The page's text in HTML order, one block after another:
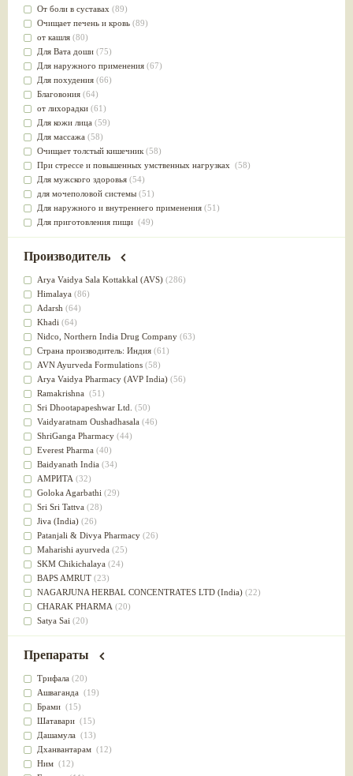
От боли в суставах (89)
Очищает печень и кровь (89)
от кашля (80)
Для Вата доши (75)
Для наружного применения (67)
Для похудения (66)
Благовония (64)
от лихорадки (61)
Для кожи лица (59)
Для массажа (58)
Очищает толстый кишечник (58)
При стрессе и повышенных умственных нагрузках (58)
Для мужского здоровья (54)
для мочеполовой системы (51)
Для наружного и внутреннего применения (51)
Для приготовления пищи (49)
от инфекций мочеполовой системы(49)
для суставов
Лечит опухоли и отеки(46)
Для медитации
выводит токсины
Для здоровья печени
Для тела(39)
для очищения крови(38)
При диабете(38)
Антиоксидант(37)
Для Капха(Кафа) доши
От паразитов(37)
При расстройстве желудка (36)
Успокоительное(36)
Для глаз(34)
от геморроя(34)
Противовоспалительное
Для Питта доши(32)
Для сердца(32)
Для сосудов головного мозга
Для полости рта(32)
Дефицит железа(31)
Для лица(31)
Употребление в пищу
Ароматерапия(29)
Жаропонижающее(29)
для памяти(28)
для почек(28)
Слабительное (28)
Афродизиак(27)
Напитки(27)
Для йоги (27)
Для потенции(26)
Для душа(25)
для концентрации внимания
при нарушении эрекции
Производитель
Arya Vaidya Sala Kottakkal (AVS) (286)
Himalaya (86)
Adarsh (64)
Khadi (64)
Nidсo, Northern India Drug Company (63)
Страна производитель: Индия (61)
AVN Ayurveda Formulations (58)
Arya Vaidya Pharmacy (AVP India) (56)
Ramakrishna (51)
Sri Dhootapapeshwar Ltd. (50)
Vaidyaratnam Oushadhasala (46)
ShriGanga Pharmacy (44)
Everest Pharma (40)
Baidyanath India (34)
АМРИТА (32)
Goloka Agarbathi (29)
Sri Sri Tattva (28)
Jiva (India) (26)
Patanjali & Divya Pharmacy (26)
Maharishi ayurveda (25)
SKM Chikichalaya (24)
BAPS AMRUT (23)
NAGARJUNA HERBAL CONCENTRATES LTD (India) (22)
CHARAK PHARMA (20)
Satya Sai (20)
Vyas(20)
Kerala Ayurveda
(19)
Organic India pvt ltd
Lalita(16)
Ashtang Herbals
Alarsin(14)
Vasu Health care
Baraka(13)
Dabur India Ltd
Препараты
Трифала (20)
Ашваганда (19)
Брами (15)
Шатавари (15)
Дашамула (13)
Дханвантарам (12)
Ним (12)